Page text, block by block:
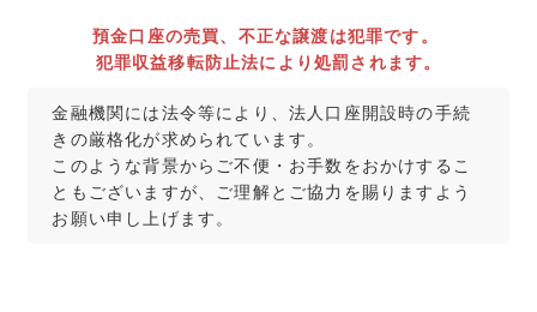
預金口座の売買、不正な譲渡は犯罪です。
犯罪収益移転防止法により処罰されます。
金融機関には法令等により、法人口座開設時の手続
きの厳格化が求められています。
このような背景からご不便・お手数をおかけするこ
ともございますが、ご理解とご協力を賜りますよう
お願い申し上げます。